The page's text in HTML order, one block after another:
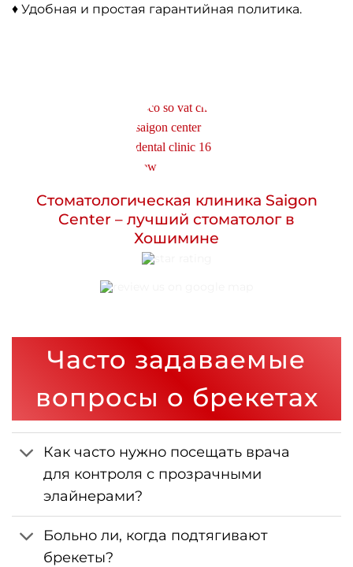
♦ Удобная и простая гарантийная политика.
Стоматологическая клиника Saigon
Center – лучший стоматолог в
Хошимине
Часто задаваемые
вопросы о брекетах
Как часто нужно посещать врача
для контроля с прозрачными
элайнерами?
Больно ли, когда подтягивают
брекеты?